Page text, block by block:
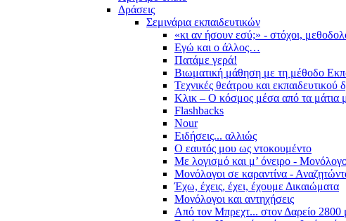
Δράσεις
Σεμινάρια εκπαιδευτικών
«κι αν ήσουν εσύ;» - στόχοι,
Εγώ και ο άλλος…
Πατάμε γερά!
Βιωματική μάθηση με τη μέθοδο
Τεχνικές θεάτρου και
Κλικ – Ο κόσμος μέσα από τα μάτια
Flashbacks
Nour
Ειδήσεις... αλλιώς
Ο εαυτός μου ως ντοκουμέντο
Με λογισμό και μ’ όνειρο -
Μονόλογοι σε καραντίνα -
Έχω, έχεις, έχει, έχουμε Δικαιώματα
Μονόλογοι και αντηχήσεις
Από τον Μπρεχτ... στον Δαρείο 2800